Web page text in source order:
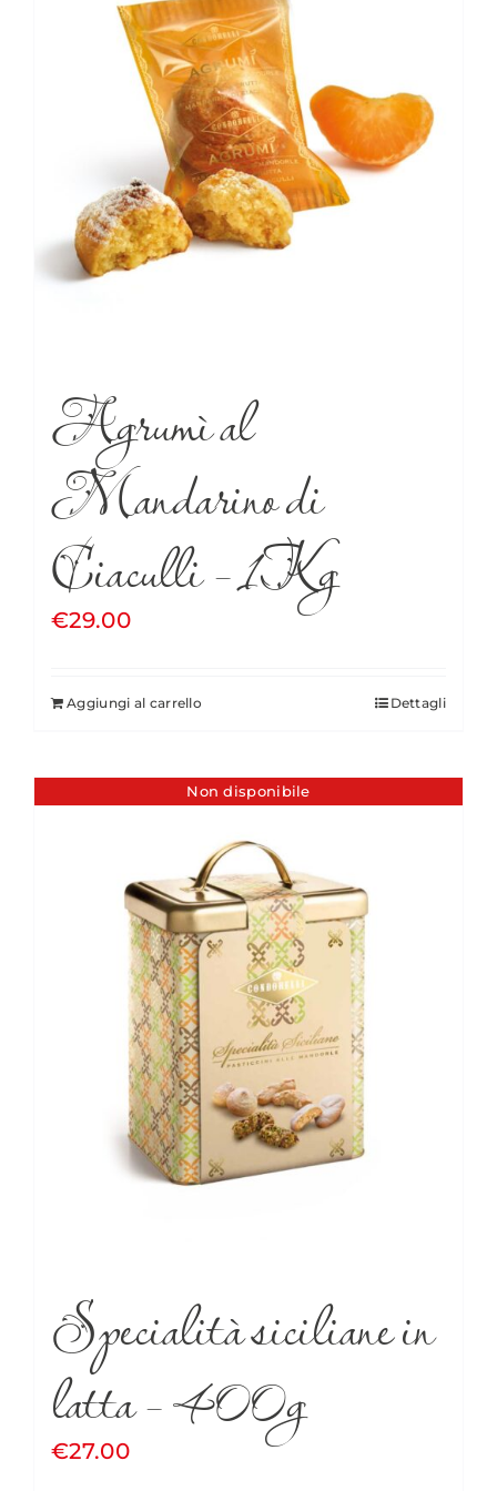
Agrumì al
Mandarino di
Ciaculli – 1Kg
€29.00
Aggiungi al carrello Dettagli
Non disponibile
Specialità siciliane in
latta – 400g
€27.00